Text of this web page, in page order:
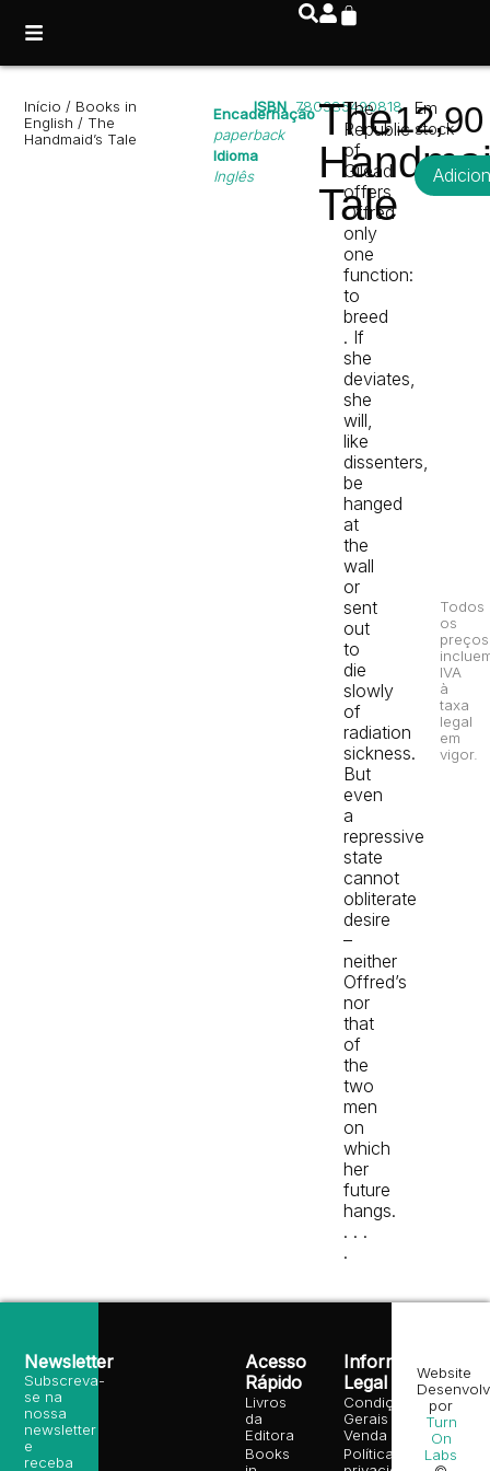
Início / Books in
English / The
Handmaid’s Tale
Encadernação
paperback
Idioma
Inglês
ISBN 780385490818
The
Tale
The
Republic
of
Gilead
offers
Offred
only
one
function:
to
breed
. If
she
deviates,
she
will,
like
dissenters,
be
hanged
at
the
wall
or
sent
out
to
die
slowly
of
radiation
sickness.
But
even
a
repressive
state
cannot
obliterate
desire
–
neither
Offred’s
nor
that
of
the
two
men
on
which
her
future
hangs.
. . .
.
Em
stock
Todos
os
preços
IVA
à
taxa
legal
em
vigor.
Acesso
Rápido
Livros
da
Editora
Books
Informação
Legal
Condições
Gerais de
Venda
Política de
Newsletter
Subscreva-
se na
nossa
newsletter
e
receba
Website
por
Turn
On
Labs